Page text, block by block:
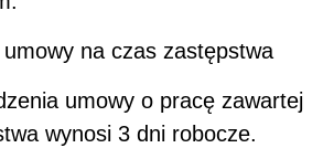
na czas zastępstwa
umowy o pracę zawartej
wynosi 3 dni robocze.